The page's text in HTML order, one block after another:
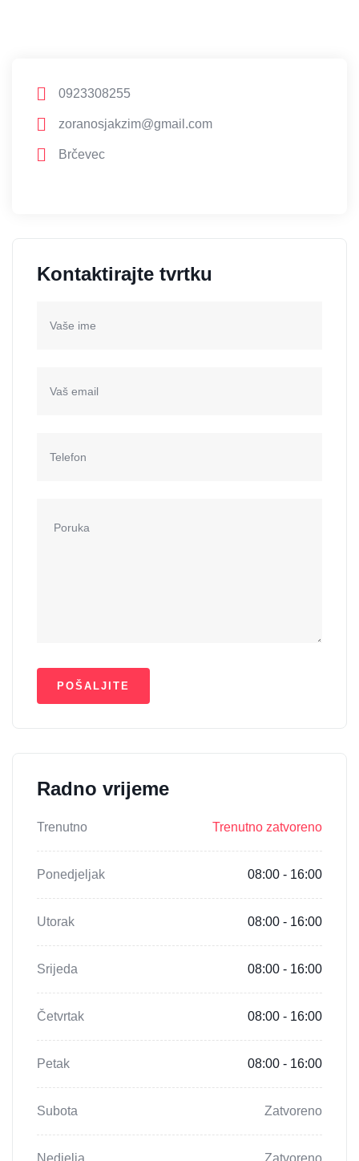
0923308255
zoranosjakzim@gmail.com
Brčevec
Kontaktirajte tvrtku
Radno vrijeme
Trenutno Trenutno zatvoreno
Ponedjeljak 08:00 - 16:00
Utorak 08:00 - 16:00
Srijeda 08:00 - 16:00
Četvrtak 08:00 - 16:00
Petak 08:00 - 16:00
Subota Zatvoreno
Nedjelja Zatvoreno